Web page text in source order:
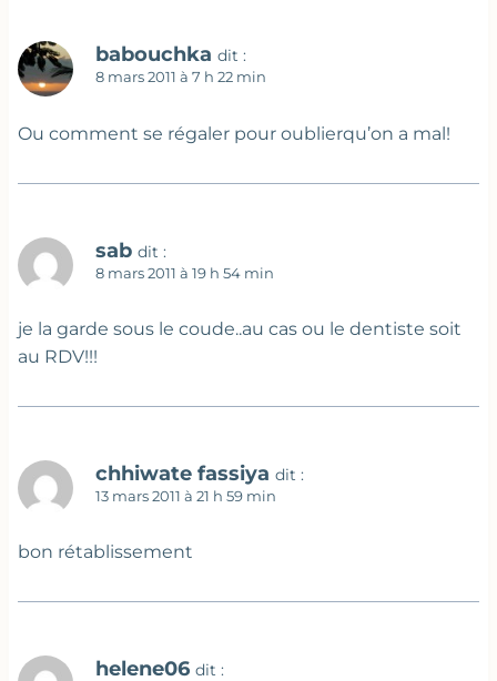
babouchka dit :
8 mars 2011 à 7 h 22 min
Ou comment se régaler pour oublierqu’on a mal!
sab dit :
8 mars 2011 à 19 h 54 min
je la garde sous le coude..au cas ou le dentiste soit
au RDV!!!
chhiwate fassiya dit :
13 mars 2011 à 21 h 59 min
bon rétablissement
helene06 dit :